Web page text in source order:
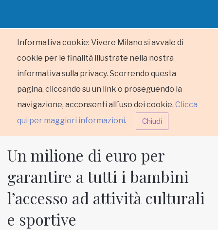
Informativa cookie: Vivere Milano si avvale di
cookie per le finalità illustrate nella nostra
informativa sulla privacy. Scorrendo questa
pagina, cliccando su un link o proseguendo la
navigazione, acconsenti all´uso dei cookie. Clicca
qui per maggiori informazioni. Chiudi
HOME
RUBRICHE
Un milione di euro per
garantire a tutti i bambini
l’accesso ad attività culturali
e sportive